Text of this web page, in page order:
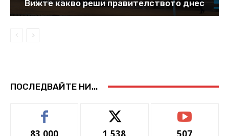
Вижте какво реши правителството днес
ПОСЛЕДВАЙТЕ НИ...
83,000 1,538 507